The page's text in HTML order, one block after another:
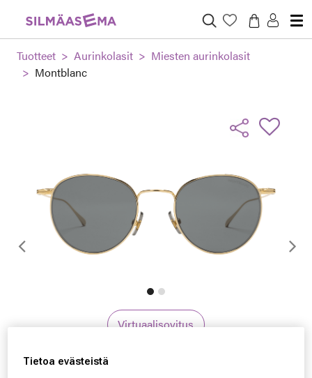
Tuotteet Aurinkolasit
Miesten aurinkolasit
Montblanc
Edellinen
Virtuaalisovitus
Tietoa evästeistä